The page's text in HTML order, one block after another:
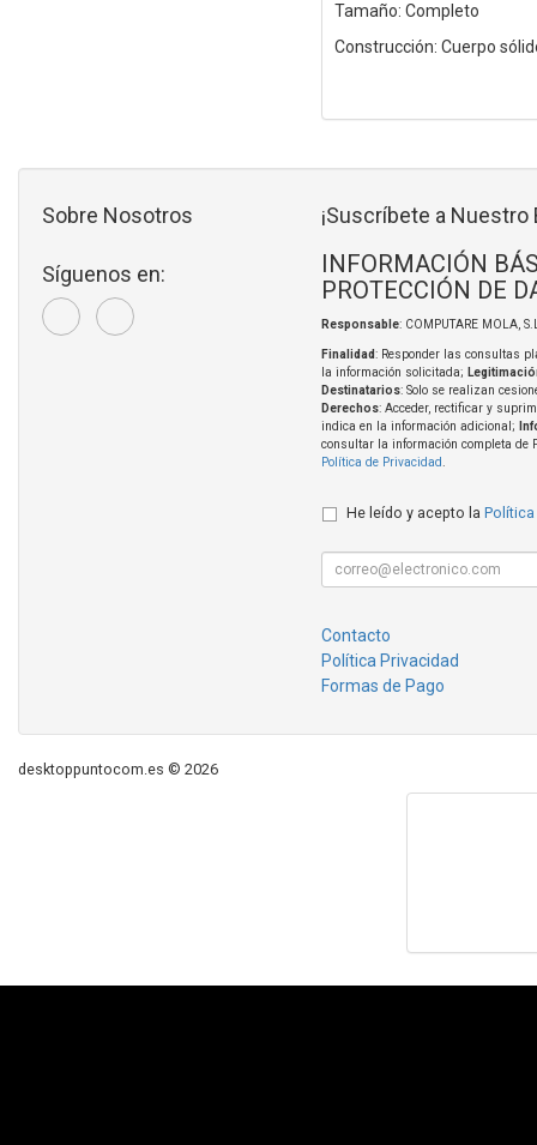
Tamaño: Completo
Construcción: Cuerpo
Sobre Nosotros
Síguenos en:
¡Suscríbete a Nuestro
INFORMACIÓN
PROTECCIÓN DE
Responsable: COMPUTARE MOLA,
Finalidad: Responder las consultas
la información solicitada;
Destinatarios: Solo se realizan
Derechos: Acceder, rectificar y
indica en la información adicional;
consultar la información completa de
Política de Privacidad
He leído y acepto la Política
Contacto
Política Privacidad
Formas de Pago
desktoppuntocom.es © 2026